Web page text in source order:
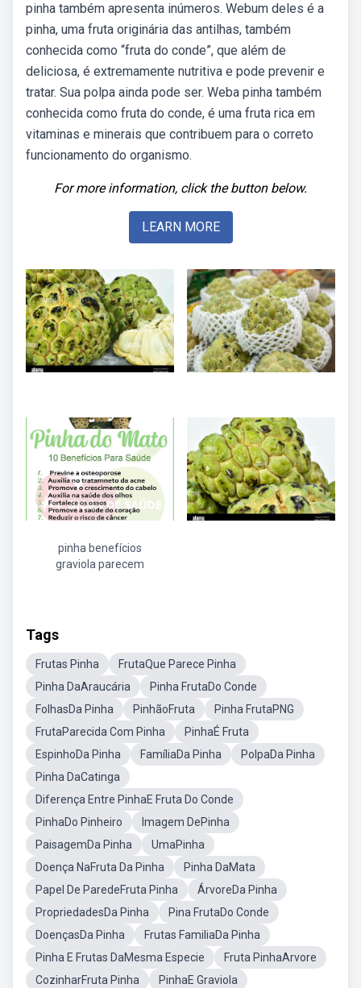
pinha também apresenta inúmeros. Webum deles é a
pinha, uma fruta originária das antilhas, também
conhecida como “fruta do conde”, que além de
deliciosa, é extremamente nutritiva e pode prevenir e
tratar. Sua polpa ainda pode ser. Weba pinha também
conhecida como fruta do conde, é uma fruta rica em
vitaminas e minerais que contribuem para o correto
funcionamento do organismo.
For more information, click the button below.
LEARN MORE
pinha benefícios
graviola parecem
Tags
Frutas Pinha
FrutaQue Parece Pinha
Pinha DaAraucária
Pinha FrutaDo Conde
FolhasDa Pinha
PinhãoFruta
Pinha FrutaPNG
FrutaParecida Com Pinha
PinhaÉ Fruta
EspinhoDa Pinha
FamíliaDa Pinha
PolpaDa Pinha
Pinha DaCatinga
Diferença Entre PinhaE Fruta Do Conde
PinhaDo Pinheiro
Imagem DePinha
PaisagemDa Pinha
UmaPinha
Doença NaFruta Da Pinha
Pinha DaMata
Papel De ParedeFruta Pinha
ÁrvoreDa Pinha
PropriedadesDa Pinha
Pina FrutaDo Conde
DoençasDa Pinha
Frutas FamiliaDa Pinha
Pinha E Frutas DaMesma Especie
Fruta PinhaArvore
CozinharFruta Pinha
PinhaE Graviola